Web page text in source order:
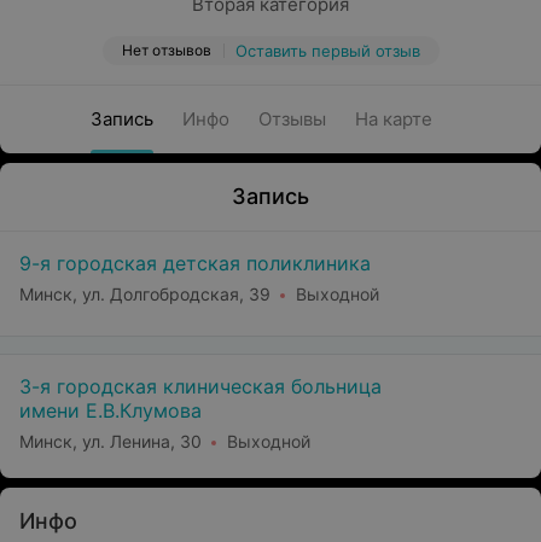
Нет отзывов Оставить первый отзыв
Запись Инфо Отзывы На карте
Запись
9-я городская детская поликлиника
Минск, ул. Долгобродская, 39 Выходной
3-я городская клиническая больница
имени Е.В.Клумова
Минск, ул. Ленина, 30 Выходной
Инфо